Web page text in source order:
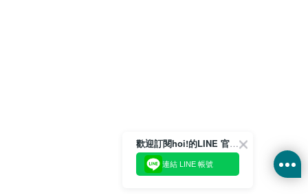
歡迎訂閱hoi!的LINE 官方帳號
連結 LINE 帳號